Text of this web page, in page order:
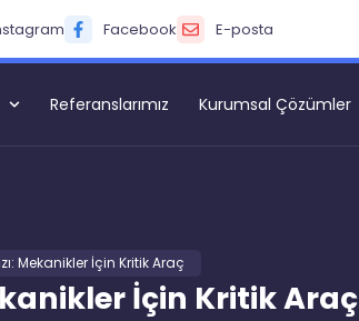
Facebook E-posta
Referanslarımız Kurumsal Çözümler
Mekanikler İçin Kritik Araç
İçin Kritik Araç